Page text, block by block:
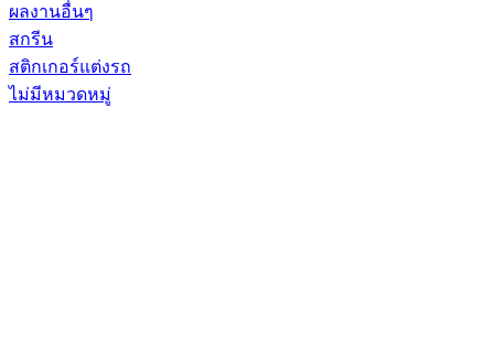
ผลงานอื่นๆ
สกรีน
สติกเกอร์แต่งรถ
ไม่มีหมวดหมู่